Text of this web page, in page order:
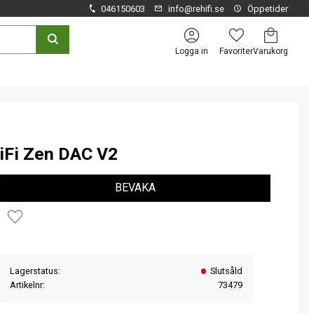
046150603 info@rehifi.se Öppetider
Logga in
Favoriter
Kundvagn
iFi Zen DAC V2
Lägg till i favoriter
BEVAKA
Lagerstatus
Slutsåld
Artikelnr
73479